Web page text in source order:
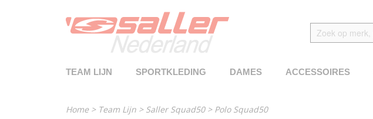
TEAM LIJN SPORTKLEDING DAMES ACCESSOIRES
Home> Team Lijn > Saller Squad50> Polo Squad50